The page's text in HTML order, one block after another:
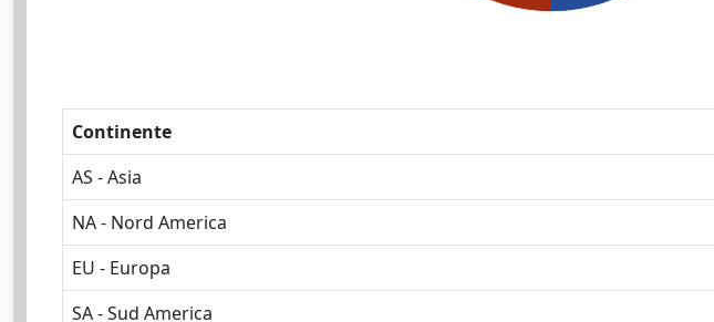
Continente
AS - Asia
NA - Nord America
EU - Europa
SA - Sud America